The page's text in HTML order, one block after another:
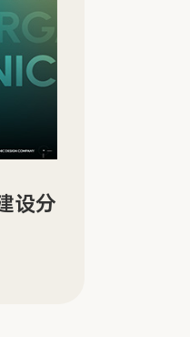
计